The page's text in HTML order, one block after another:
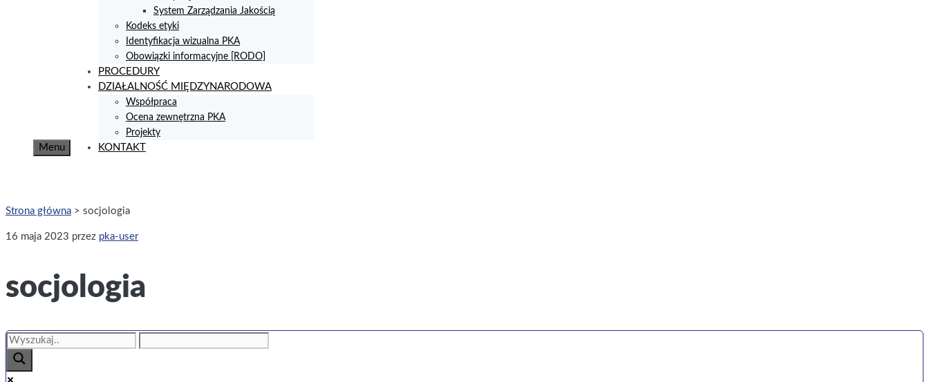
Menu
System Zarządzania Jakością
Kodeks etyki
Identyfikacja wizualna PKA
Obowiązki informacyjne [RODO]
PROCEDURY
DZIAŁALNOŚĆ MIĘDZYNARODOWA
Współpraca
Ocena zewnętrzna PKA
Projekty
KONTAKT
Strona główna > socjologia
16 maja 2023 przez pka-user
socjologia